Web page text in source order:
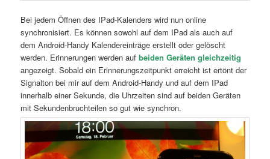
Bei jedem Öffnen des IPad-Kalenders wird nun online
synchronisiert. Es können sowohl auf dem IPad als auch auf
dem Android-Handy Kalendereinträge erstellt oder gelöscht
werden. Erinnerungen werden aufbeiden Geräten gleichzeitig
angezeigt. Sobald ein Erinnerungszeitpunkt erreicht ist ertönt der
Signalton bei mir auf dem Android-Handy und auf dem IPad
innerhalb einer Sekunde, die Uhrzeiten sind auf beiden Geräten
mit Sekundenbruchteilen so gut wie synchron.